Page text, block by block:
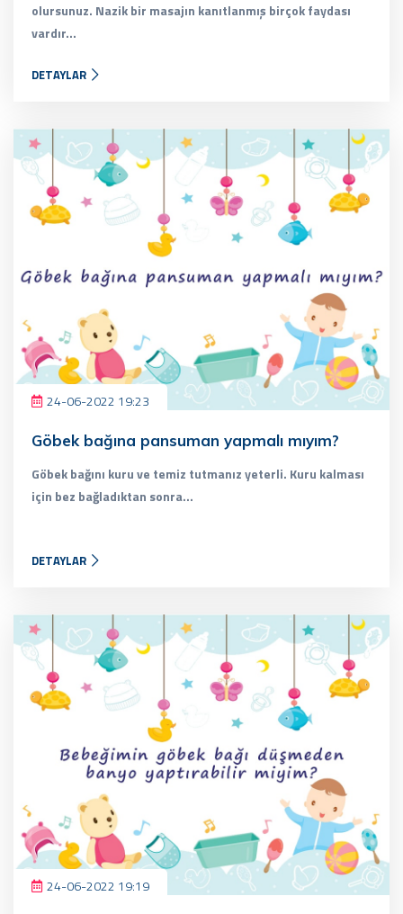
olursunuz. Nazik bir masajın kanıtlanmış birçok faydası
vardır...
DETAYLAR
24-06-2022 19:23
Göbek bağına pansuman yapmalı mıyım?
Göbek bağını kuru ve temiz tutmanız yeterli. Kuru kalması
için bez bağladıktan sonra...
DETAYLAR
24-06-2022 19:19